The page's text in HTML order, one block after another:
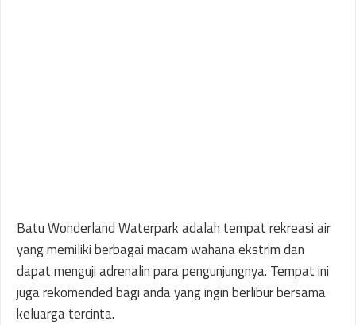
Batu Wonderland Waterpark adalah tempat rekreasi air
yang memiliki berbagai macam wahana ekstrim dan
dapat menguji adrenalin para pengunjungnya. Tempat ini
juga rekomended bagi anda yang ingin berlibur bersama
keluarga tercinta.